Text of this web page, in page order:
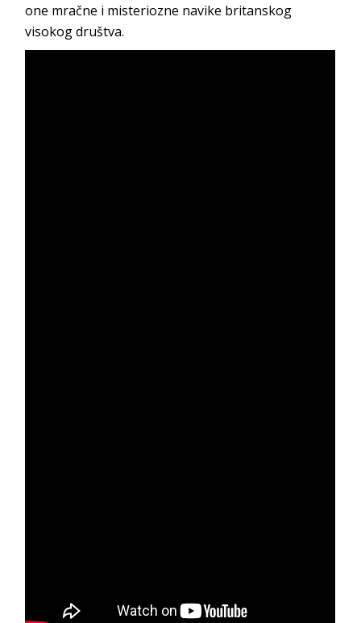
one mračne i misteriozne navike britanskog
visokog društva.